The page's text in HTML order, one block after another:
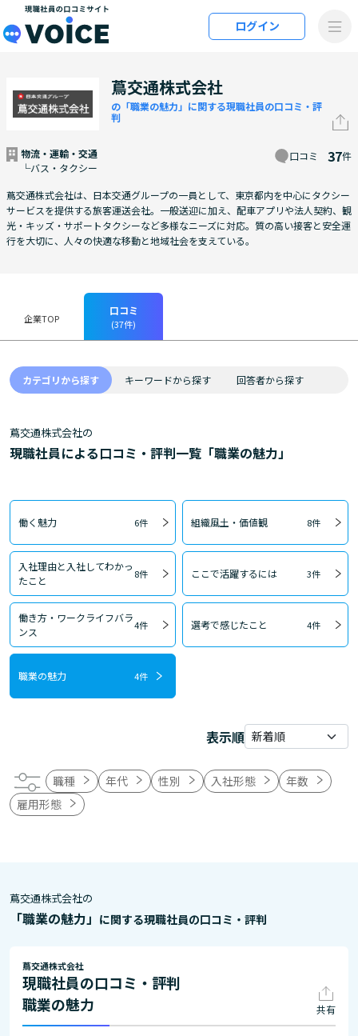
メインコンテンツにスキップ
ログイン
蔦交通株式会社
の「職業の魅力」に関する現職社員の口コミ・評
判
物流・運輸・交通
└バス・タクシー
口コミ 37件
蔦交通株式会社は、日本交通グループの一員として、東京都内を中心にタクシー
サービスを提供する旅客運送会社。一般送迎に加え、配車アプリや法人契約、観
光・キッズ・サポートタクシーなど多様なニーズに対応。質の高い接客と安全運
行を大切に、人々の快適な移動と地域社会を支えている。
企業TOP
口コミ
(37件)
カテゴリから探す キーワードから探す 回答者から探す
蔦交通株式会社の
現職社員による口コミ・評判一覧「職業の魅力」
働く魅力 6件 組織風土・価値観 8件
入社理由と入社してわかっ
たこと
8件 ここで活躍するには 3件
働き方・ワークライフバラ
ンス
4件 選考で感じたこと 4件
職業の魅力 4件
表示順
職種 年代 性別 入社形態
年数
雇用形態
蔦交通株式会社の
「職業の魅力」 に関する現職社員の口コミ・評判
蔦交通株式会社
現職社員の口コミ・評判
職業の魅力
共有